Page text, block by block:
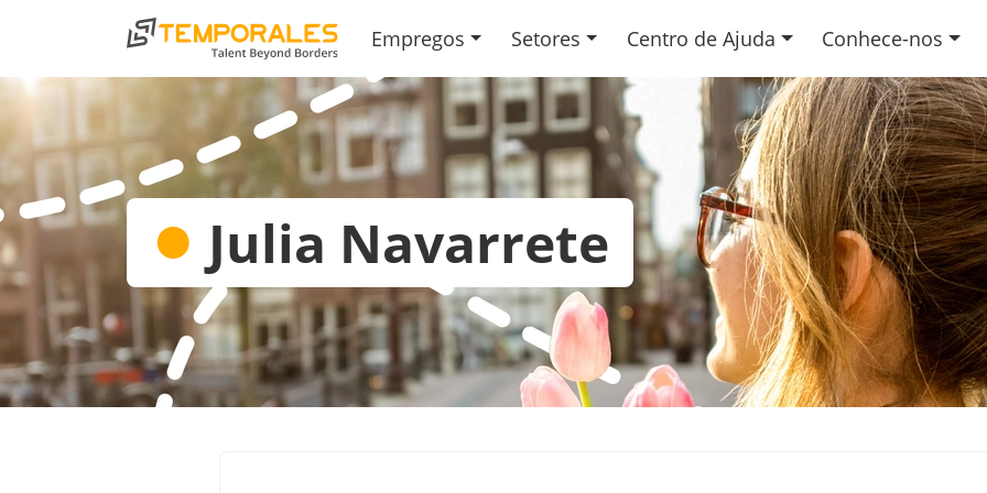
Empregos Setores Centro de Ajuda Conhece-nos
● Julia Navarrete